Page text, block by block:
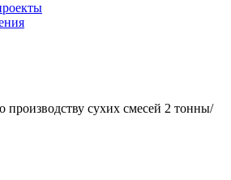
производству сухих смесей 2 тонны/